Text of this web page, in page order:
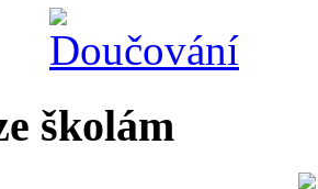
školám